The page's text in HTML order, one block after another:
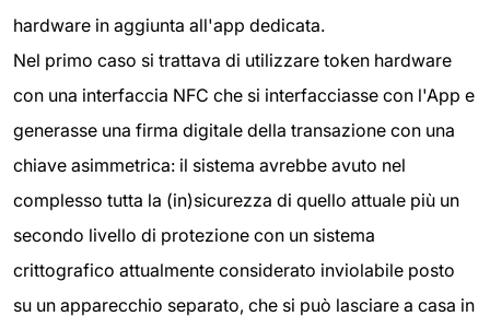
hardware in aggiunta all'app dedicata.
Nel primo caso si trattava di utilizzare token hardware
con una interfaccia NFC che si interfacciasse con l'App e
generasse una firma digitale della transazione con una
chiave asimmetrica: il sistema avrebbe avuto nel
complesso tutta la (in)sicurezza di quello attuale più un
secondo livello di protezione con un sistema
crittografico attualmente considerato inviolabile posto
su un apparecchio separato, che si può lasciare a casa in